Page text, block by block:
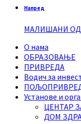
Напред
МАЛИШАНИ
О нама
ОБРАЗОВАЊЕ
ПРИВРЕДА
Водич за
Установе и
ЦЕНТАР
ДОМ